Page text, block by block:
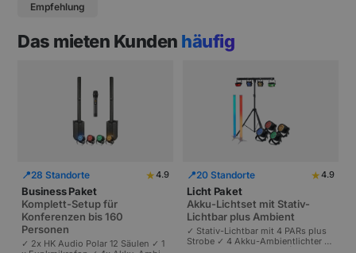
Empfehlung
Das mieten Kunden häufig
📍28 Standorte ★4.9
Business Paket
Komplett-Setup für
Konferenzen bis 160
Personen
✓ 2x HK Audio Polar 12 Säulen ✓ 1
📍20 Standorte ★4.9
Licht Paket
Akku-Lichtset mit Stativ-
Lichtbar plus Ambient
✓ Stativ-Lichtbar mit 4 PARs plus
Strobe ✓ 4 Akku-Ambientlichter ✓